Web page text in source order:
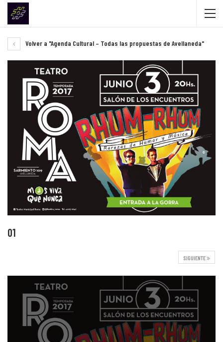
Volver a "Agenda Cultural – Todas las propuestas de Avellaneda"
01
SIGUIENTE